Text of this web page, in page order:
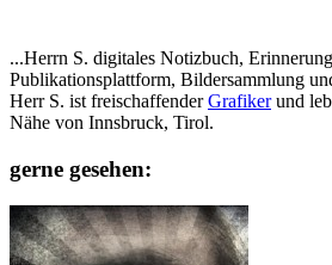
...Herrn S. digitales Notizbuch,
Publikationsplattform, Bildersammlung
Herr S. ist freischaffenderGrafikerund
Nähe von Innsbruck, Tirol.
gerne gesehen: